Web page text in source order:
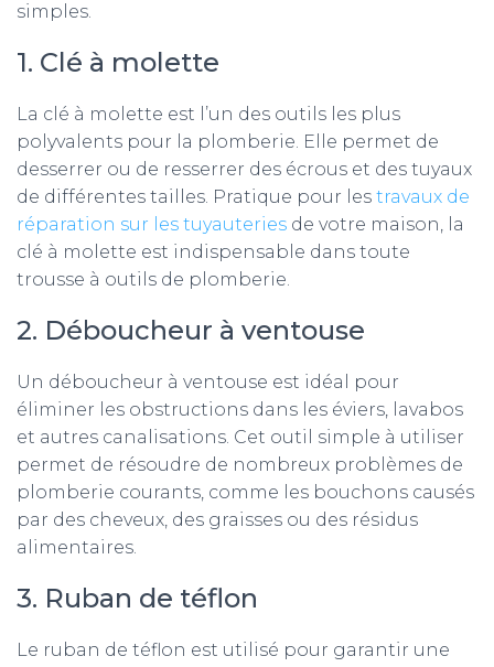
simples.
1. Clé à molette
La clé à molette est l’un des outils les plus
polyvalents pour la plomberie. Elle permet de
desserrer ou de resserrer des écrous et des tuyaux
de différentes tailles. Pratique pour les travaux de
réparation sur les tuyauteries de votre maison, la
clé à molette est indispensable dans toute
trousse à outils de plomberie.
2. Déboucheur à ventouse
Un déboucheur à ventouse est idéal pour
éliminer les obstructions dans les éviers, lavabos
et autres canalisations. Cet outil simple à utiliser
permet de résoudre de nombreux problèmes de
plomberie courants, comme les bouchons causés
par des cheveux, des graisses ou des résidus
alimentaires.
3. Ruban de téflon
Le ruban de téflon est utilisé pour garantir une